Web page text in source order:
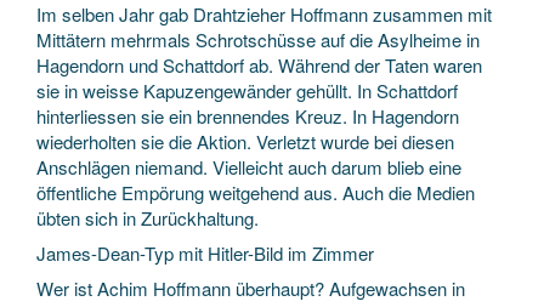
Im selben Jahr gab Drahtzieher Hoffmann zusammen mit
Mittätern mehrmals Schrotschüsse auf die Asylheime in
Hagendorn und Schattdorf ab. Während der Taten waren
sie in weisse Kapuzengewänder gehüllt. In Schattdorf
hinterliessen sie ein brennendes Kreuz. In Hagendorn
wiederholten sie die Aktion. Verletzt wurde bei diesen
Anschlägen niemand. Vielleicht auch darum blieb eine
öffentliche Empörung weitgehend aus. Auch die Medien
übten sich in Zurückhaltung.
James-Dean-Typ mit Hitler-Bild im Zimmer
Wer ist Achim Hoffmann überhaupt? Aufgewachsen in